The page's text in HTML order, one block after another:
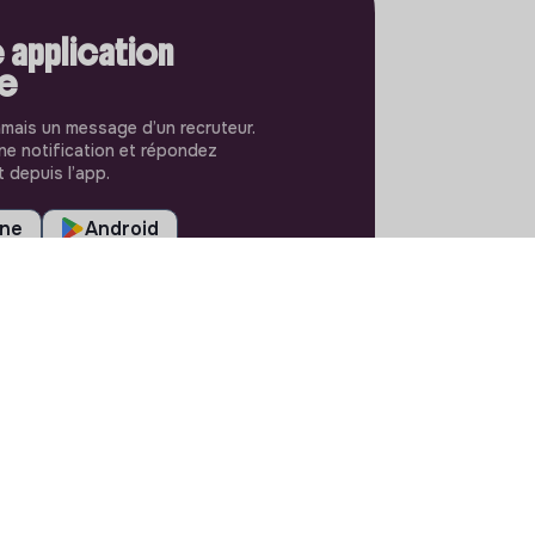
un message d’un recruteur.
notification et répondez
depuis l’app.
Android